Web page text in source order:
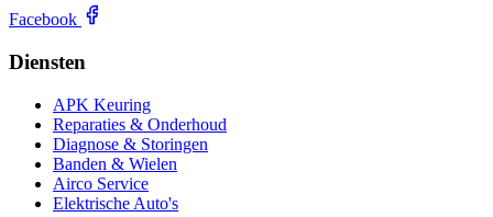
Facebook
Diensten
APK Keuring
Reparaties & Onderhoud
Diagnose & Storingen
Banden & Wielen
Airco Service
Elektrische Auto's